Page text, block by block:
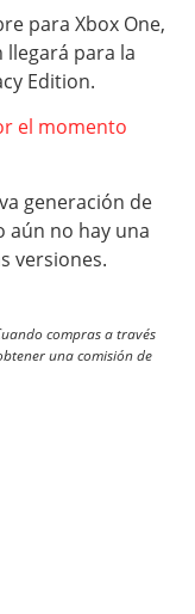
para Xbox One,
llegará para la
Edition.
el momento
generación de
aún no hay una
versiones.
compras a través
una comisión de